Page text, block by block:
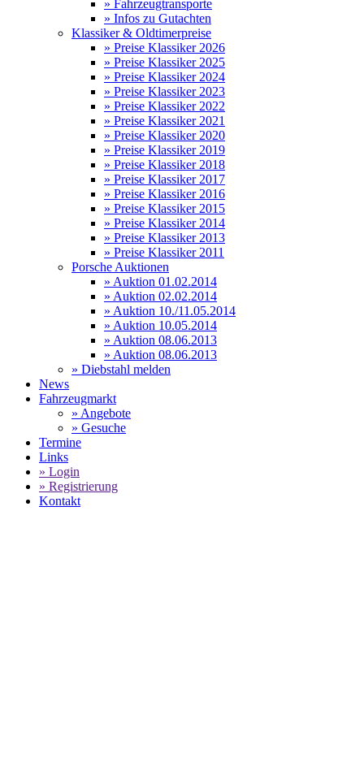
» Fahrzeugtransporte
» Infos zu Gutachten
Klassiker & Oldtimerpreise
» Preise Klassiker 2026
» Preise Klassiker 2025
» Preise Klassiker 2024
» Preise Klassiker 2023
» Preise Klassiker 2022
» Preise Klassiker 2021
» Preise Klassiker 2020
» Preise Klassiker 2019
» Preise Klassiker 2018
» Preise Klassiker 2017
» Preise Klassiker 2016
» Preise Klassiker 2015
» Preise Klassiker 2014
» Preise Klassiker 2013
» Preise Klassiker 2011
Porsche Auktionen
» Auktion 01.02.2014
» Auktion 02.02.2014
» Auktion 10./11.05.2014
» Auktion 10.05.2014
» Auktion 08.06.2013
» Auktion 08.06.2013
» Diebstahl melden
News
Fahrzeugmarkt
» Angebote
» Gesuche
Termine
Links
» Login
» Registrierung
Kontakt